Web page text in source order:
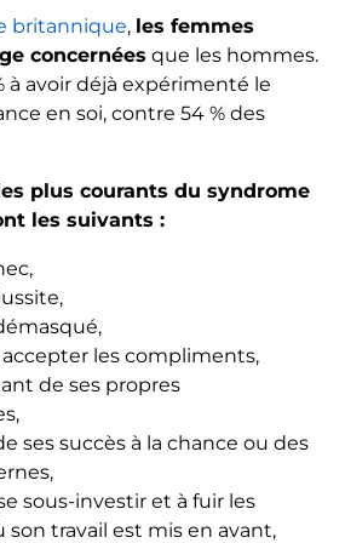
britannique, les femmes
concernées que les hommes.
à avoir déjà expérimenté le
en soi, contre 54 % des
plus courants du syndrome
les suivants :
les compliments,
de ses propres
ses succès à la chance ou des
sous-investir et à fuir les
son travail est mis en avant,